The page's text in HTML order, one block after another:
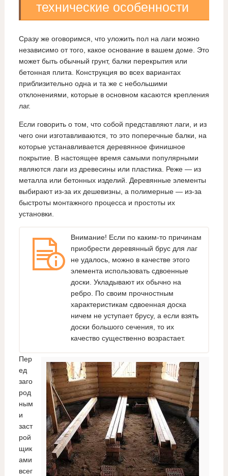
технические особенности
Сразу же оговоримся, что уложить пол на лаги можно
независимо от того, какое основание в вашем доме. Это
может быть обычный грунт, балки перекрытия или
бетонная плита. Конструкция во всех вариантах
приблизительно одна и та же с небольшими
отклонениями, которые в основном касаются крепления
лаг.
Если говорить о том, что собой представляют лаги, и из
чего они изготавливаются, то это поперечные балки, на
которые устанавливается деревянное финишное
покрытие. В настоящее время самыми популярными
являются лаги из древесины или пластика. Реже — из
металла или бетонных изделий. Деревянные элементы
выбирают из-за их дешевизны, а полимерные — из-за
быстроты монтажного процесса и простоты их
установки.
Внимание! Если по каким-то причинам
приобрести деревянный брус для лаг
не удалось, можно в качестве этого
элемента использовать сдвоенные
доски. Укладывают их обычно на
ребро. По своим прочностным
характеристикам сдвоенная доска
ничем не уступает брусу, а если взять
доски большого сечения, то их
качество существенно возрастает.
Пер
ед
заго
род
ным
и
заст
рой
щик
ами
всег